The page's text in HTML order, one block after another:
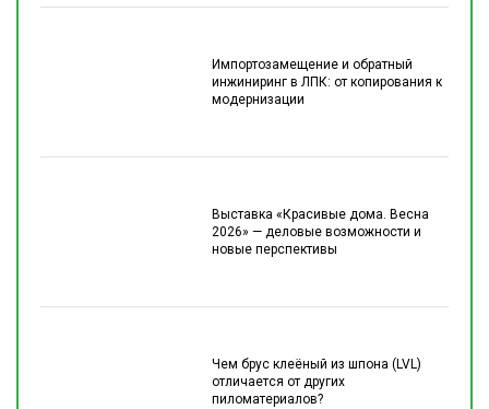
Импортозамещение и обратный
инжиниринг в ЛПК: от копирования к
модернизации
Выставка «Красивые дома. Весна
2026» — деловые возможности и
новые перспективы
Чем брус клеёный из шпона (LVL)
отличается от других
пиломатериалов?